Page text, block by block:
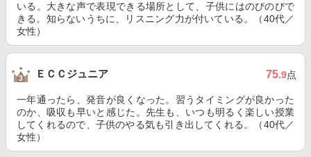
いる。大きな声で表現できる場所として、子供にはのびのびで
きる。知らないうちに、リスニング力が付いている。（40代／
女性）
ＥＣＣジュニア 75.9点
一年通ったら、発音が良くなった。習うタイミングが良かった
のか、吸収も早いと感じた。先生も、いつも明るく楽しい授業
してくれるので、子供のやる気も引き出してくれる。（40代／
女性）